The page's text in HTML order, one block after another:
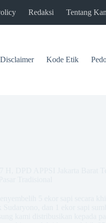
Redaksi Tentang
Disclaimer Kode Etik